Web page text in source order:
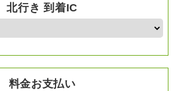
北行き 到着IC
料金お支払い